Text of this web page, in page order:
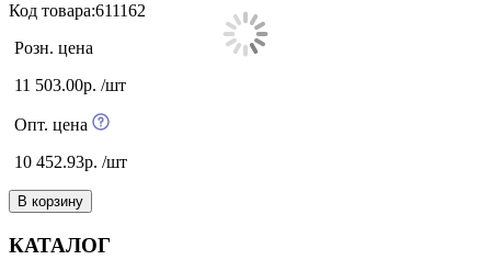
Код товара:611162
Розн. цена
11 503.00р. /шт
Опт. цена
10 452.93р. /шт
В корзину
КАТАЛОГ